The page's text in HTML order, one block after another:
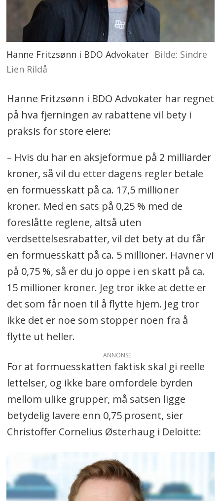
Hanne Fritzsønn i BDO Advokater
Sindre
Lien Rildå
Hanne Fritzsønn i BDO Advokater har regnet
på hva fjerningen av rabattene vil bety i
praksis for store eiere:
– Hvis du har en aksjeformue på 2 milliarder
kroner, så vil du etter dagens regler betale
en formuesskatt på ca. 17,5 millioner
kroner. Med en sats på 0,25 % med de
foreslåtte reglene, altså uten
verdsettelsesrabatter, vil det bety at du får
en formuesskatt på ca. 5 millioner. Havner vi
på 0,75 %, så er du jo oppe i en skatt på ca.
15 millioner kroner. Jeg tror ikke at dette er
det som får noen til å flytte hjem. Jeg tror
ikke det er noe som stopper noen fra å
flytte ut heller.
ANNONSE
For at formuesskatten faktisk skal gi reelle
lettelser, og ikke bare omfordele byrden
mellom ulike grupper, må satsen ligge
betydelig lavere enn 0,75 prosent, sier
Christoffer Cornelius Østerhaug i Deloitte: